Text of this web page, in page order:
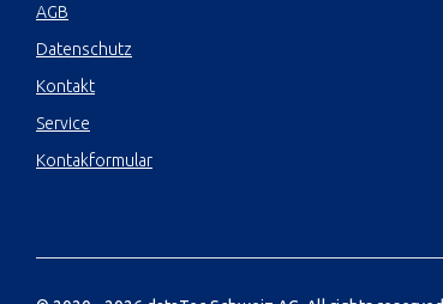
AGB
Datenschutz
Kontakt
Service
Kontakformular